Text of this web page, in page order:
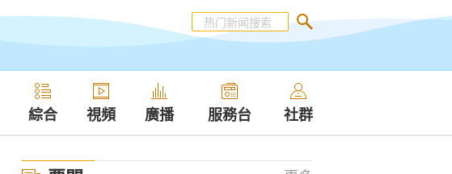
綜合 視頻 廣播 服務台 社群